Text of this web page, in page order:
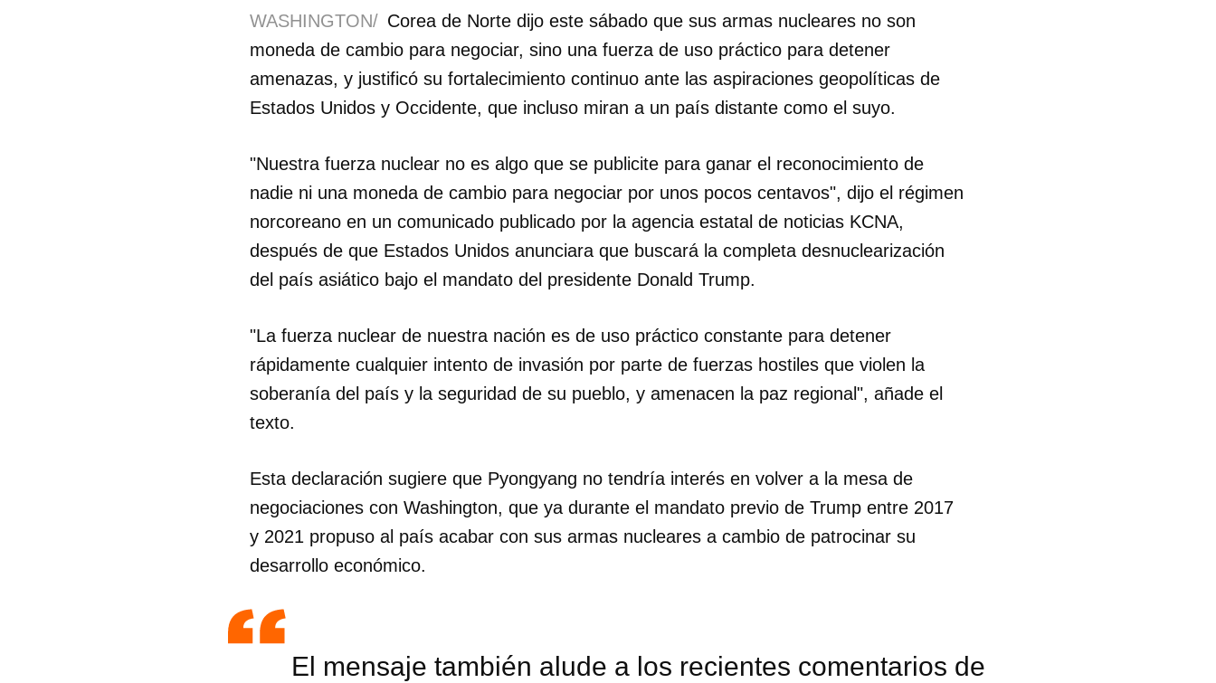
WASHINGTON/ Corea de Norte dijo este sábado que sus armas nucleares no son
moneda de cambio para negociar, sino una fuerza de uso práctico para detener
amenazas, y justificó su fortalecimiento continuo ante las aspiraciones geopolíticas de
Estados Unidos y Occidente, que incluso miran a un país distante como el suyo.
"Nuestra fuerza nuclear no es algo que se publicite para ganar el reconocimiento de
nadie ni una moneda de cambio para negociar por unos pocos centavos", dijo el régimen
norcoreano en un comunicado publicado por la agencia estatal de noticias KCNA,
después de que Estados Unidos anunciara que buscará la completa desnuclearización
del país asiático bajo el mandato del presidente Donald Trump.
"La fuerza nuclear de nuestra nación es de uso práctico constante para detener
rápidamente cualquier intento de invasión por parte de fuerzas hostiles que violen la
soberanía del país y la seguridad de su pueblo, y amenacen la paz regional", añade el
texto.
Esta declaración sugiere que Pyongyang no tendría interés en volver a la mesa de
negociaciones con Washington, que ya durante el mandato previo de Trump entre 2017
y 2021 propuso al país acabar con sus armas nucleares a cambio de patrocinar su
desarrollo económico.
El mensaje también alude a los recientes comentarios de